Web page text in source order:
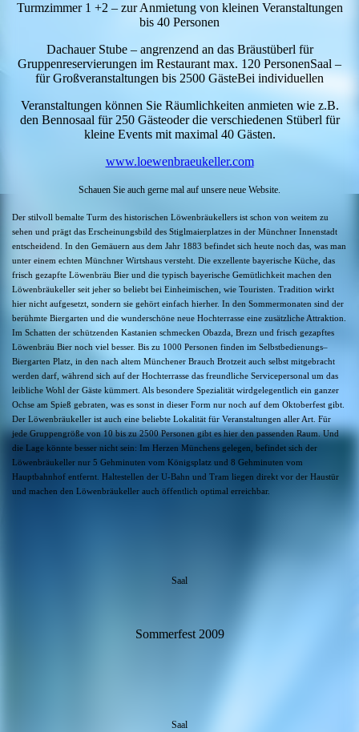
Turmzimmer 1 +2 – zur Anmietung von kleinen Veranstaltungen
bis 40 Personen
Dachauer Stube – angrenzend an das Bräustüberl für
Gruppenreservierungen im Restaurant max. 120 PersonenSaal –
für Großveranstaltungen bis 2500 GästeBei individuellen
Veranstaltungen können Sie Räumlichkeiten anmieten wie z.B.
den Bennosaal für 250 Gästeoder die verschiedenen Stüberl für
kleine Events mit maximal 40 Gästen.
www.loewenbraeukeller.com
Schauen Sie auch gerne mal auf unsere neue Website.
Der stilvoll bemalte Turm des historischen Löwenbräukellers ist schon von weitem zu
sehen und prägt das Erscheinungsbild des Stiglmaierplatzes in der Münchner Innenstadt
entscheidend. In den Gemäuern aus dem Jahr 1883 befindet sich heute noch das, was man
unter einem echten Münchner Wirtshaus versteht. Die exzellente bayerische Küche, das
frisch gezapfte Löwenbräu Bier und die typisch bayerische Gemütlichkeit machen den
Löwenbräukeller seit jeher so beliebt bei Einheimischen, wie Touristen. Tradition wirkt
hier nicht aufgesetzt, sondern sie gehört einfach hierher. In den Sommermonaten sind der
berühmte Biergarten und die wunderschöne neue Hochterrasse eine zusätzliche Attraktion.
Im Schatten der schützenden Kastanien schmecken Obazda, Brezn und frisch gezapftes
Löwenbräu Bier noch viel besser. Bis zu 1000 Personen finden im Selbstbedienungs–
Biergarten Platz, in den nach altem Münchener Brauch Brotzeit auch selbst mitgebracht
werden darf, während sich auf der Hochterrasse das freundliche Servicepersonal um das
leibliche Wohl der Gäste kümmert. Als besondere Spezialität wirdgelegentlich ein ganzer
Ochse am Spieß gebraten, was es sonst in dieser Form nur noch auf dem Oktoberfest gibt.
Der Löwenbräukeller ist auch eine beliebte Lokalität für Veranstaltungen aller Art. Für
jede Gruppengröße von 10 bis zu 2500 Personen gibt es hier den passenden Raum. Und
die Lage könnte besser nicht sein: Im Herzen Münchens gelegen, befindet sich der
Löwenbräukeller nur 5 Gehminuten vom Königsplatz und 8 Gehminuten vom
Hauptbahnhof entfernt. Haltestellen der U-Bahn und Tram liegen direkt vor der Haustür
und machen den Löwenbräukeller auch öffentlich optimal erreichbar.
Saal
Sommerfest 2009
Saal